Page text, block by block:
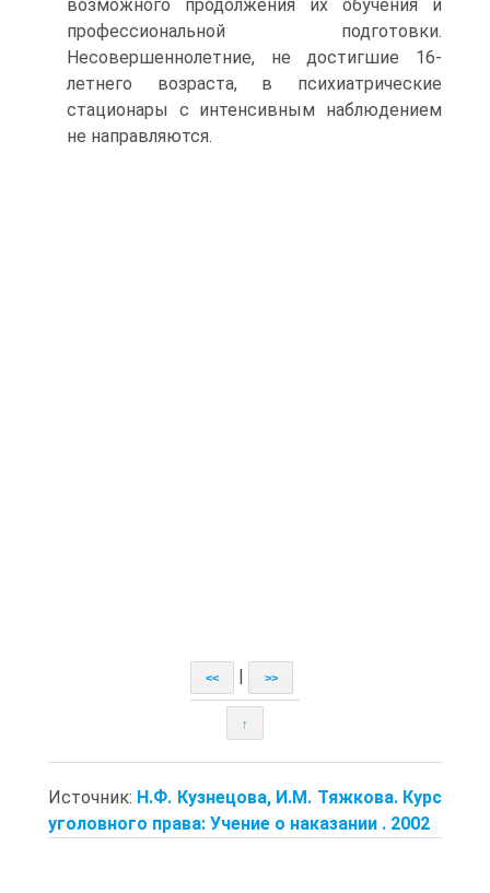
возможного продолжения их обучения и
профессиональной подготовки.
Несовершеннолетние, не достигшие 16-
летнего возраста, в психиатрические
стационары с интенсивным наблюдением
не направляются.
<< >>
↑
Источник: Н.Ф. Кузнецова, И.М. Тяжкова. Курс
уголовного права: Учение о наказании . 2002